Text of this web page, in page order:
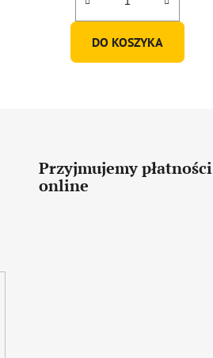
DO KOSZYKA
Przyjmujemy płatności
online